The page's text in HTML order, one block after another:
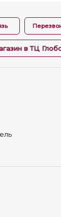
в ТЦ